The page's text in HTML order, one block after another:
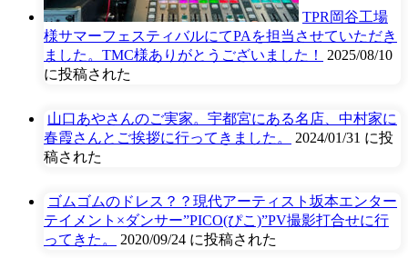
TPR岡谷工場
様サマーフェスティバルにてPAを担当させていただき
ました。TMC様ありがとうございました！
2025/08/10
に投稿された
山口あやさんのご実家。宇都宮にある名店、中村家に
春霞さんとご挨拶に行ってきました。
2024/01/31 に投
稿された
ゴムゴムのドレス？？現代アーティスト坂本エンター
テイメント×ダンサー”PICO(ぴこ)”PV撮影打合せに行
ってきた。
2020/09/24 に投稿された